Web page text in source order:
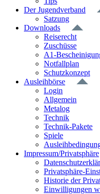
Der Jugendverband
Satzung
Downloads
Reiserecht
Zuschüsse
A1-
Notfallplan
Schutzkonzept
Ausleihbörse
Login
Allgemein
Metalog
Technik
Technik-Pakete
Spiele
Impressum/Privatsphäre
Privatsphäre-
Historie der
Einwilligungen